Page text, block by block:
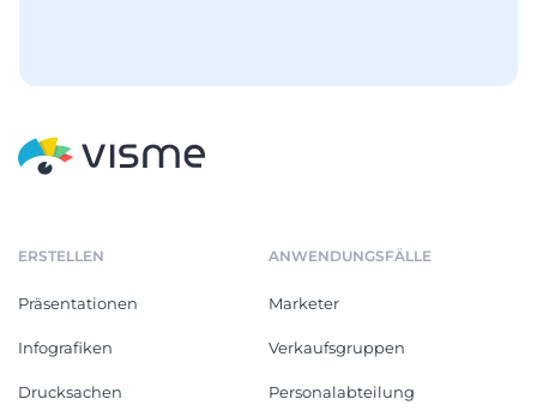
ERSTELLEN
Präsentationen
Infografiken
Drucksachen
ANWENDUNGSFÄLLE
Marketer
Verkaufsgruppen
Personalabteilung